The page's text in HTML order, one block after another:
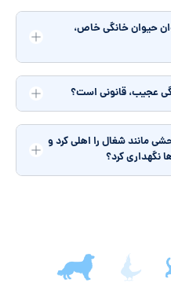
حیوان خانگی خاص،
عجیب، قانونی است؟
مانند شغال را اهلی کرد و
نگهداری کرد؟